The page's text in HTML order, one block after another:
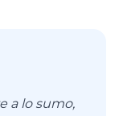
a lo sumo,